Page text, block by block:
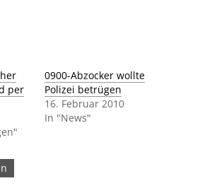
per
0900-Abzocker wollte
Polizei betrügen
16. Februar 2010
In "News"